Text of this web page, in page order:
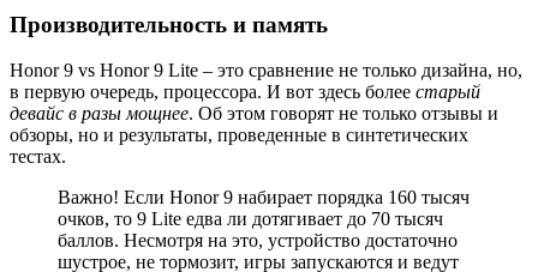
Производительность и память
Honor 9 vs Honor 9 Lite – это сравнение не только дизайна, но,
в первую очередь, процессора. И вот здесь более старый
девайс в разы мощнее. Об этом говорят не только отзывы и
обзоры, но и результаты, проведенные в синтетических
тестах.
Важно! Если Honor 9 набирает порядка 160 тысяч
очков, то 9 Lite едва ли дотягивает до 70 тысяч
баллов. Несмотря на это, устройство достаточно
шустрое, не тормозит, игры запускаются и ведут